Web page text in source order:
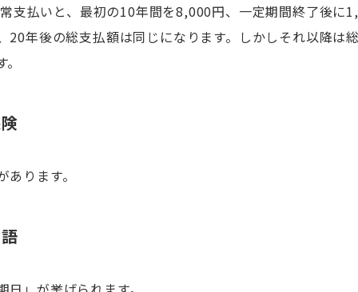
支払いと、最初の10年間を8,000円、一定期間終了後に
20年後の総支払額は同じになります。しかしそれ以降は
ります。